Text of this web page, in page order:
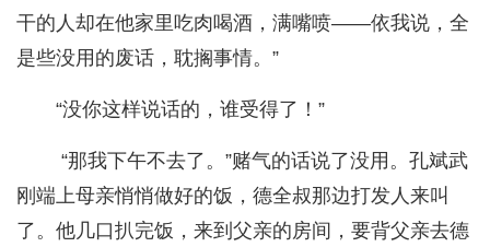
干的人却在他家里吃肉喝酒，满嘴喷——依我说，全
是些没用的废话，耽搁事情。”
“没你这样说话的，谁受得了！”
“那我下午不去了。”赌气的话说了没用。孔斌武
刚端上母亲悄悄做好的饭，德全叔那边打发人来叫
了。他几口扒完饭，来到父亲的房间，要背父亲去德